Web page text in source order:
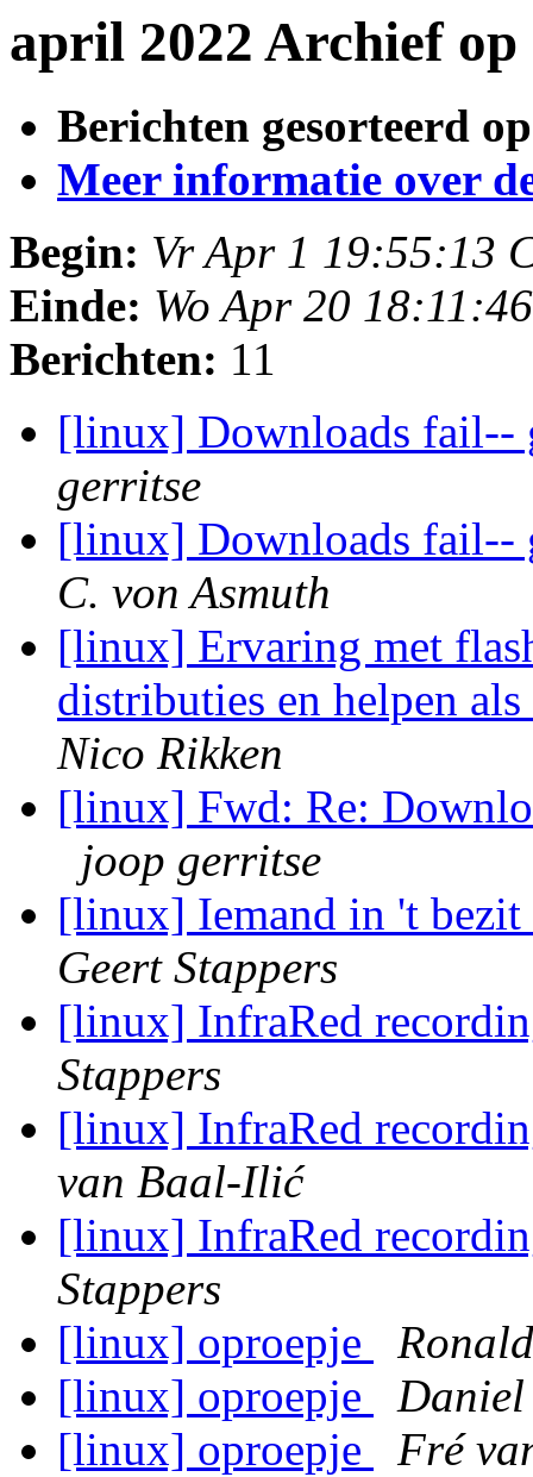
april 2022 Archief
Berichten gesorteerd
Meer informatie over
Begin: Vr Apr 1 19:55:13
Einde: Wo Apr 20
Berichten: 11
[linux] Downloads fail--
gerritse
[linux] Downloads fail--
C. von Asmuth
[linux] Ervaring met
distributies en helpen
Nico Rikken
[linux] Fwd: Re:
joop gerritse
[linux] Iemand in 't bezit
Geert Stappers
[linux] InfraRed
Stappers
[linux] InfraRed
van Baal-Ilić
[linux] InfraRed
Stappers
[linux] oproepje
[linux] oproepje
Daniel
[linux] oproepje
Fré